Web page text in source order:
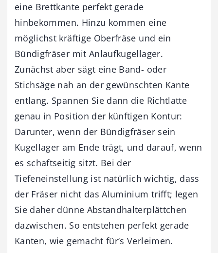
eine Brettkante perfekt gerade
hinbekommen. Hinzu kommen eine
möglichst kräftige Oberfräse und ein
Bündigfräser mit Anlaufkugellager.
Zunächst aber sägt eine Band- oder
Stichsäge nah an der gewünschten Kante
entlang. Spannen Sie dann die Richtlatte
genau in Position der künftigen Kontur:
Darunter, wenn der Bündigfräser sein
Kugellager am Ende trägt, und darauf, wenn
es schaftseitig sitzt. Bei der
Tiefeneinstellung ist natürlich wichtig, dass
der Fräser nicht das Aluminium trifft; legen
Sie daher dünne Abstandhalterplättchen
dazwischen. So entstehen perfekt gerade
Kanten, wie gemacht für‘s Verleimen.